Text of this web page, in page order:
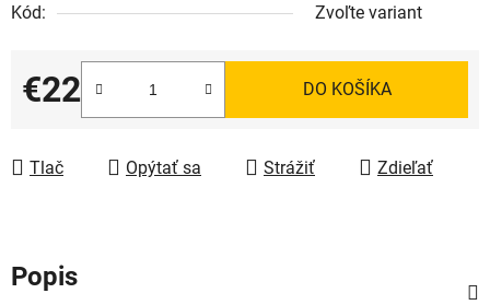
Kód:
Zvoľte variant
€22
Jednotková cena:
DO KOŠÍKA
Tlač Opýtať sa Strážiť Zdieľať
Popis